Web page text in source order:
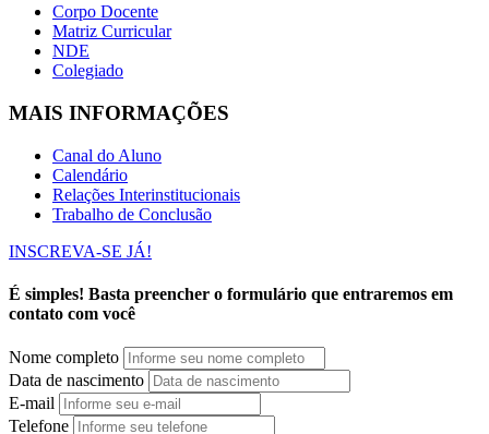
Corpo Docente
Matriz Curricular
NDE
Colegiado
MAIS INFORMAÇÕES
Canal do Aluno
Calendário
Relações Interinstitucionais
Trabalho de Conclusão
INSCREVA-SE JÁ!
É simples! Basta preencher o formulário que entraremos em
contato com você
Nome completo
Data de nascimento
E-mail
Telefone